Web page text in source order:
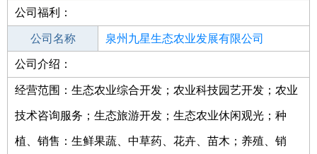
其他行业
公司福利：
公司名称 泉州九星生态农业发展有限公司
公司类型
公司介绍：
经营范围：生态农业综合开发；农业科技园艺开发；农业
技术咨询服务；生态旅游开发；生态农业休闲观光；种
植、销售：生鲜果蔬、中草药、花卉、苗木；养殖、销